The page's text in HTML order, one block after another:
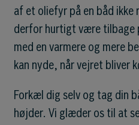
af et oliefyr på en båd ikke
derfor hurtigt være tilbage
med en varmere og mere
kan nyde, når vejret bliver
Forkæl dig selv og tag din
højder. Vi glæder os til at